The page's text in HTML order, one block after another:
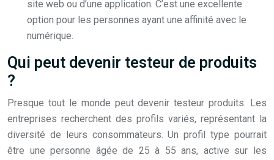
site web ou d’une application. C’est une excellente
option pour les personnes ayant une affinité avec le
numérique.
Qui peut devenir testeur de produits
?
Presque tout le monde peut devenir testeur produits. Les
entreprises recherchent des profils variés, représentant la
diversité de leurs consommateurs. Un profil type pourrait
être une personne âgée de 25 à 55 ans, active sur les